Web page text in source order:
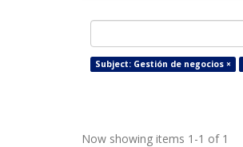
Subject: Gestión de negocios ×
Now showing items 1-1 of 1